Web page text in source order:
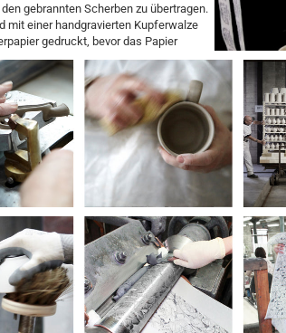
gebrannten Scherben zu übertragen.
mit einer handgravierten Kupferwalze
gedruckt, bevor das Papier